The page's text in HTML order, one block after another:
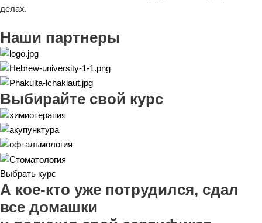
делах.
Наши партнеры
Выбирайте свой курс
Выбрать курс
А кое-кто уже потрудился, сдал
все домашки